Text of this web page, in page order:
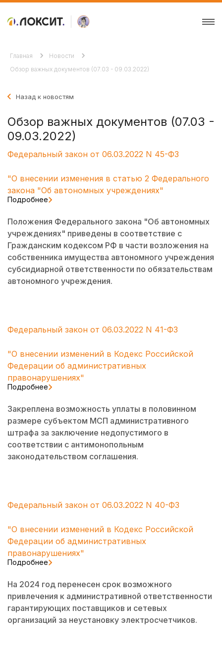
Главная
Новости
Обзор важных документов (07.03 - 09.03.2022)
Назад к новостям
Обзор важных документов (07.03 -
09.03.2022)
Федеральный закон от 06.03.2022 N 45-ФЗ
"О внесении изменения в статью 2 Федерального
закона "Об автономных учреждениях"
Подробнее
Положения Федерального закона "Об автономных
учреждениях" приведены в соответствие с
Гражданским кодексом РФ в части возложения на
собственника имущества автономного учреждения
субсидиарной ответственности по обязательствам
автономного учреждения.
Федеральный закон от 06.03.2022 N 41-ФЗ
"О внесении изменений в Кодекс Российской
Федерации об административных
правонарушениях"
Подробнее
Закреплена возможность уплаты в половинном
размере субъектом МСП административного
штрафа за заключение недопустимого в
соответствии с антимонопольным
законодательством соглашения.
Федеральный закон от 06.03.2022 N 40-ФЗ
"О внесении изменений в Кодекс Российской
Федерации об административных
правонарушениях"
Подробнее
На 2024 год перенесен срок возможного
привлечения к административной ответственности
гарантирующих поставщиков и сетевых
организаций за неустановку электросчетчиков.